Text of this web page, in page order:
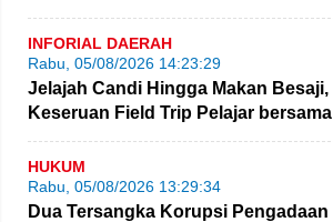
Pemain Jaga Sportivitas
INFORIAL DAERAH
Rabu, 05/08/2026 14:23:29
Jelajah Candi Hingga Makan Besaji,
Keseruan Field Trip Pelajar bersama
NBT Coal Group
HUKUM
Rabu, 05/08/2026 13:29:34
Dua Tersangka Korupsi Pengadaan